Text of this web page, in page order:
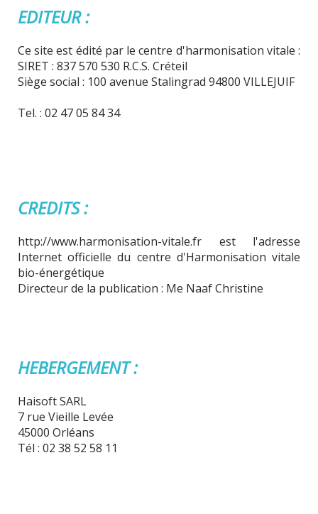
EDITEUR :
Ce site est édité par le centre d'harmonisation vitale :
SIRET : 837 570 530 R.C.S. Créteil
Siège social : 100 avenue Stalingrad 94800 VILLEJUIF
Tel. : 02 47 05 84 34
CREDITS :
http://www.harmonisation-vitale.fr est l'adresse
Internet officielle du centre d'Harmonisation vitale
bio-énergétique
Directeur de la publication : Me Naaf Christine
HEBERGEMENT :
Haisoft SARL
7 rue Vieille Levée
45000 Orléans
Tél : 02 38 52 58 11